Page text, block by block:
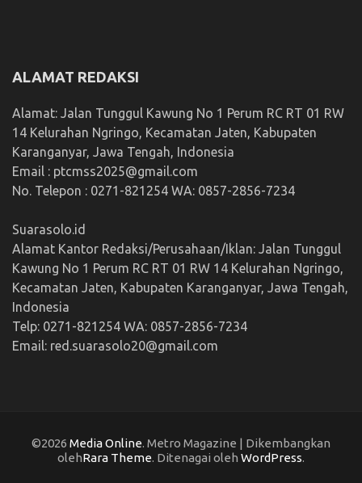
ALAMAT REDAKSI
Alamat: Jalan Tunggul Kawung No 1 Perum RC RT 01 RW
14 Kelurahan Ngringo, Kecamatan Jaten, Kabupaten
Karanganyar, Jawa Tengah, Indonesia
Email : ptcmss2025@gmail.com
No. Telepon : 0271-821254 WA: 0857-2856-7234
Suarasolo.id
Alamat Kantor Redaksi/Perusahaan/Iklan: Jalan Tunggul
Kawung No 1 Perum RC RT 01 RW 14 Kelurahan Ngringo,
Kecamatan Jaten, Kabupaten Karanganyar, Jawa Tengah,
Indonesia
Telp: 0271-821254 WA: 0857-2856-7234
Email: red.suarasolo20@gmail.com
©2026 Media Online. Metro Magazine | Dikembangkan
olehRara Theme. Ditenagai oleh WordPress.